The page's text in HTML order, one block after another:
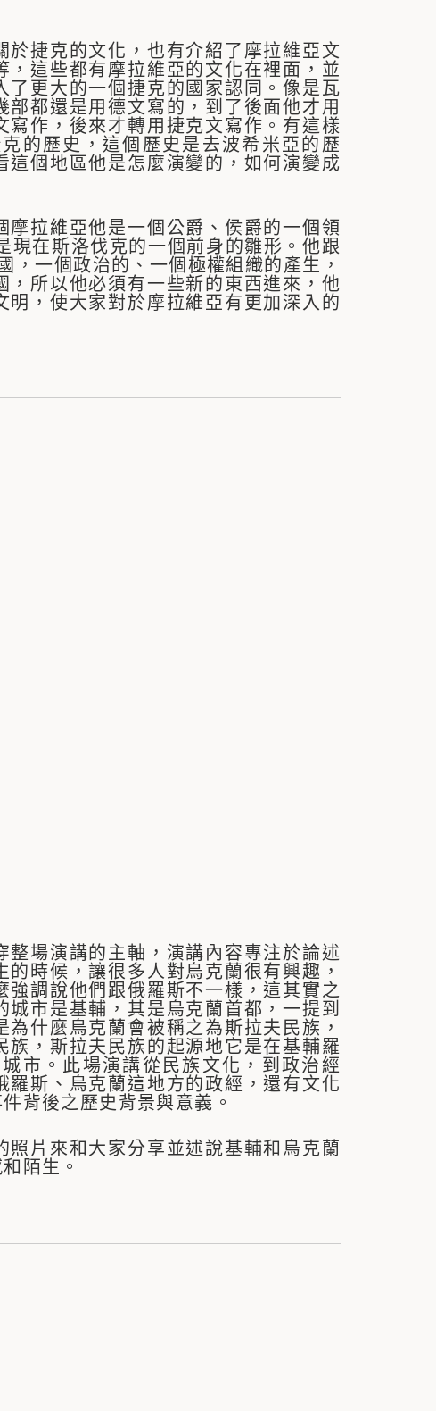
捷克的文化，也有介紹了摩拉維亞文
這些都有摩拉維亞的文化在裡面，並
了更大的一個捷克的國家認同。像是瓦
都還是用德文寫的，到了後面他才用
作，後來才轉用捷克文寫作。有這樣
的歷史，這個歷史是去波希米亞的歷
個地區他是怎麼演變的，如何演變成
拉維亞他是一個公爵、侯爵的一個領
在斯洛伐克的一個前身的雛形。他跟
一個政治的、一個極權組織的產生，
所以他必須有一些新的東西進來，他
，使大家對於摩拉維亞有更加深入的
場演講的主軸，演講內容專注於論述
時候，讓很多人對烏克蘭很有興趣，
調說他們跟俄羅斯不一樣，這其實之
市是基輔，其是烏克蘭首都，一提到
什麼烏克蘭會被稱之為斯拉夫民族，
，斯拉夫民族的起源地它是在基輔羅
市。此場演講從民族文化，到政治經
斯、烏克蘭這地方的政經，還有文化
背後之歷史背景與意義。
片來和大家分享並述說基輔和烏克蘭
陌生。